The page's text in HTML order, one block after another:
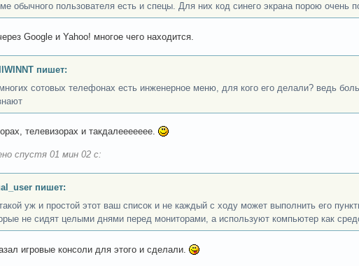
обычного пользователя есть и спецы. Для них код синего экрана порою очень
Google и Yahoo! многое чего находится.
пишет:
сотовых телефонах есть инженерное меню, для кого его делали? ведь
телевизорах и такдалеееееее.
спустя 01 мин 02 с:
пишет:
уж и простой этот ваш список и не каждый с ходу может выполнить его
не сидят целыми днями перед мониторами, а используют компьютер как
игровые консоли для этого и сделали.